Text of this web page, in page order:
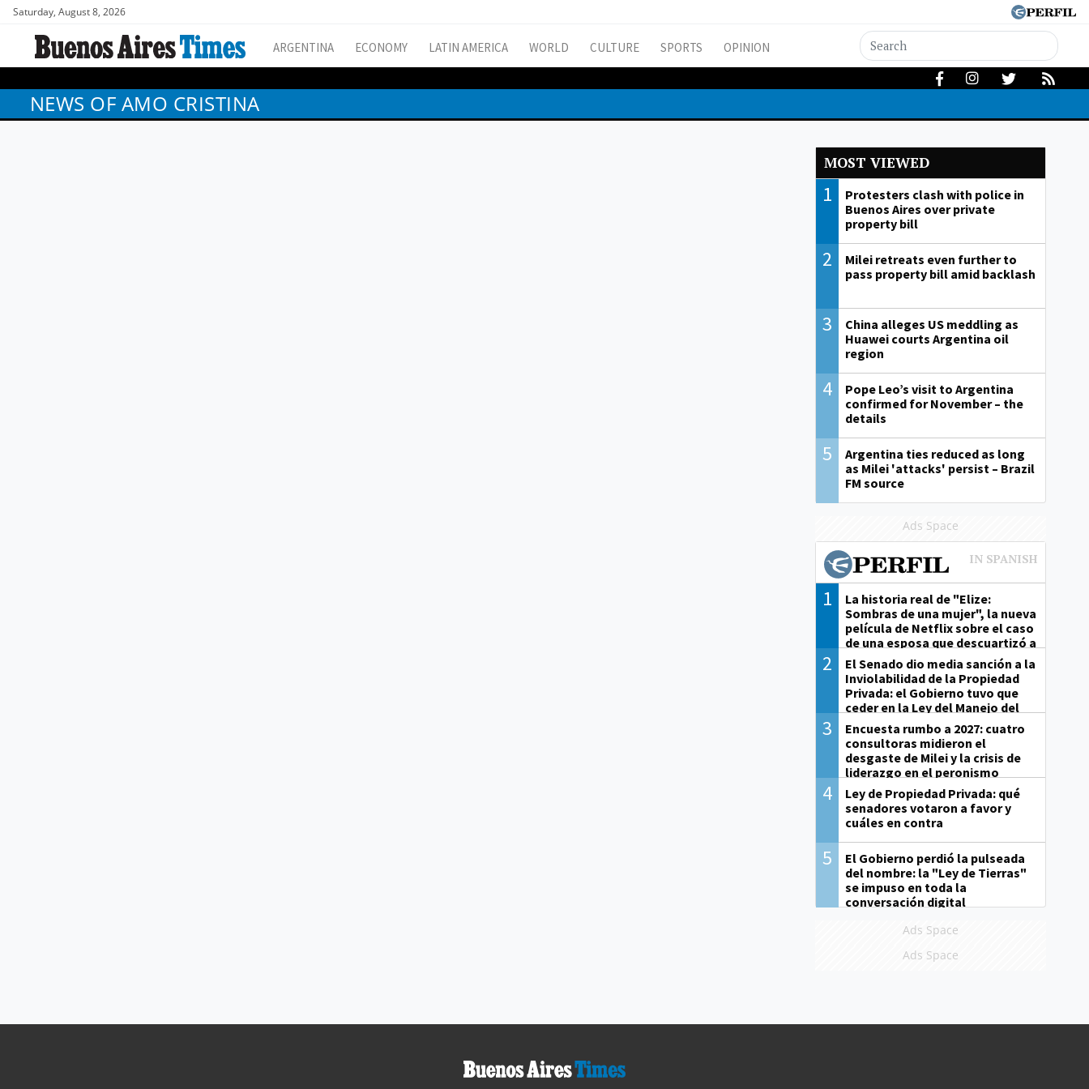
Saturday, August 8, 2026
ARGENTINA ECONOMY LATIN AMERICA WORLD CULTURE SPORTS OPINION
NEWS OF AMO CRISTINA
MOST VIEWED
1
Protesters clash with police in
Buenos Aires over private
property bill
2
Milei retreats even further to
pass property bill amid backlash
3
China alleges US meddling as
Huawei courts Argentina oil
region
4
Pope Leo’s visit to Argentina
confirmed for November – the
details
5
Argentina ties reduced as long
as Milei 'attacks' persist – Brazil
FM source
Ads Space
1
La historia real de "Elize:
Sombras de una mujer", la nueva
película de Netflix sobre el caso
de una esposa que descuartizó a
su marido
2
El Senado dio media sanción a la
Inviolabilidad de la Propiedad
Privada: el Gobierno tuvo que
ceder en la Ley del Manejo del
Fuego
3
Encuesta rumbo a 2027: cuatro
consultoras midieron el
desgaste de Milei y la crisis de
liderazgo en el peronismo
4
Ley de Propiedad Privada: qué
senadores votaron a favor y
cuáles en contra
5
El Gobierno perdió la pulseada
del nombre: la "Ley de Tierras"
se impuso en toda la
conversación digital
Ads Space
Ads Space